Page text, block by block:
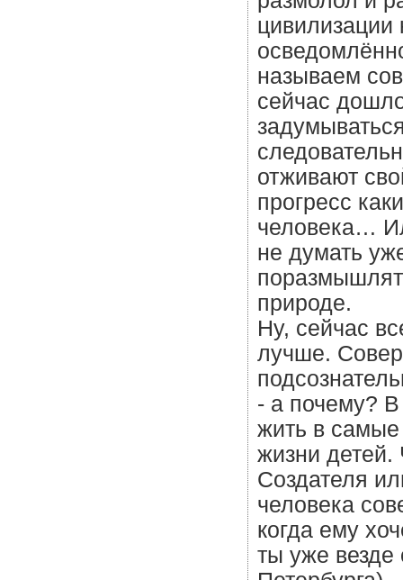
называем
сейчас
отживают
прогресс
человека…
не думать
природе.
Ну, сейчас
лучше.
- а почему?
жить в
жизни детей.
Создателя
человека
когда ему
ты уже везде